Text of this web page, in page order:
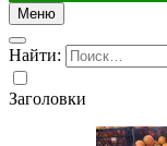
Меню
Найти:
Заголовки